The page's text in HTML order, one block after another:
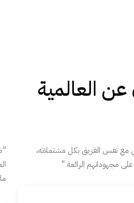
عن العالمية
مع نفس الفريق بكل مشتملاته،
مجهوداتهم الرائعة "